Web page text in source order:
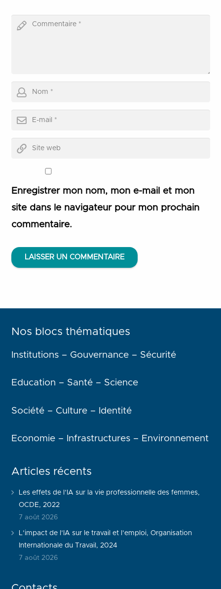
Enregistrer mon nom, mon e-mail et mon
site dans le navigateur pour mon prochain
commentaire.
LAISSER UN COMMENTAIRE
Nos blocs thématiques
Institutions – Gouvernance – Sécurité
Education – Santé – Science
Société – Culture – Identité
Economie – Infrastructures – Environnement
Articles récents
Les effets de l’IA sur la vie professionnelle des femmes,
OCDE, 2022
7 août 2026
L’impact de l’IA sur le travail et l’emploi, Organisation
Internationale du Travail, 2024
7 août 2026